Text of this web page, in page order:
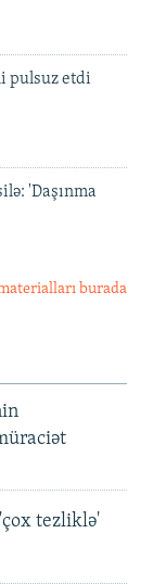
pulsuz etdi
'Daşınma
burada
tezliklə'